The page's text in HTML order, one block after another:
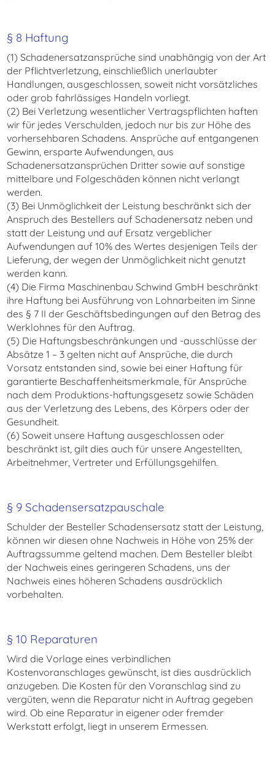
§ 8 Haftung
(1) Schadenersatzansprüche sind unabhängig von der Art
der Pflichtverletzung, einschließlich unerlaubter
Handlungen, ausgeschlossen, soweit nicht vorsätzliches
oder grob fahrlässiges Handeln vorliegt.
(2) Bei Verletzung wesentlicher Vertragspflichten haften
wir für jedes Verschulden, jedoch nur bis zur Höhe des
vorhersehbaren Schadens. Ansprüche auf entgangenen
Gewinn, ersparte Aufwendungen, aus
Schadenersatzansprüchen Dritter sowie auf sonstige
mittelbare und Folgeschäden können nicht verlangt
werden.
(3) Bei Unmöglichkeit der Leistung beschränkt sich der
Anspruch des Bestellers auf Schadenersatz neben und
statt der Leistung und auf Ersatz vergeblicher
Aufwendungen auf 10% des Wertes desjenigen Teils der
Lieferung, der wegen der Unmöglichkeit nicht genutzt
werden kann.
(4) Die Firma Maschinenbau Schwind GmbH beschränkt
ihre Haftung bei Ausführung von Lohnarbeiten im Sinne
des § 7 II der Geschäftsbedingungen auf den Betrag des
Werklohnes für den Auftrag.
(5) Die Haftungsbeschränkungen und -ausschlüsse der
Absätze 1 – 3 gelten nicht auf Ansprüche, die durch
Vorsatz entstanden sind, sowie bei einer Haftung für
garantierte Beschaffenheitsmerkmale, für Ansprüche
nach dem Produktions-haftungsgesetz sowie Schäden
aus der Verletzung des Lebens, des Körpers oder der
Gesundheit.
(6) Soweit unsere Haftung ausgeschlossen oder
beschränkt ist, gilt dies auch für unsere Angestellten,
Arbeitnehmer, Vertreter und Erfüllungsgehilfen.
§ 9 Schadensersatzpauschale
Schulder der Besteller Schadensersatz statt der Leistung,
können wir diesen ohne Nachweis in Höhe von 25% der
Auftragssumme geltend machen. Dem Besteller bleibt
der Nachweis eines geringeren Schadens, uns der
Nachweis eines höheren Schadens ausdrücklich
vorbehalten.
§ 10 Reparaturen
Wird die Vorlage eines verbindlichen
Kostenvoranschlages gewünscht, ist dies ausdrücklich
anzugeben. Die Kosten für den Voranschlag sind zu
vergüten, wenn die Reparatur nicht in Auftrag gegeben
wird. Ob eine Reparatur in eigener oder fremder
Werkstatt erfolgt, liegt in unserem Ermessen.